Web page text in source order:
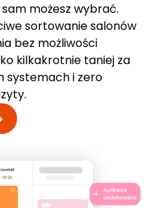
możesz wybrać.
sortowanie salonów
bez możliwości
kilkakrotnie taniej za
systemach i zero